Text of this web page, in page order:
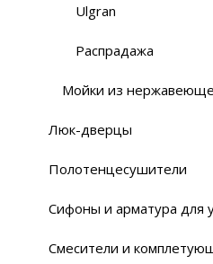
Ulgran
Распрадажа
Мойки из
Люк-дверцы
Полотенцесушители
Сифоны и арматура для
Смесители и